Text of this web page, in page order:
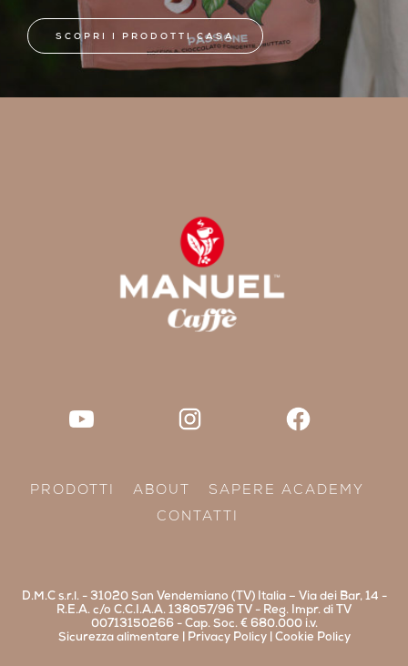
SCOPRI I PRODOTTI CASA
PRODOTTI ABOUT
SAPERE ACADEMY
CONTATTI
D.M.C s.r.l. - 31020 San Vendemiano (TV) Italia – Via dei Bar, 14 -
R.E.A. c/o C.C.I.A.A. 138057/96 TV - Reg. Impr. di TV
00713150266 - Cap. Soc. € 680.000 i.v.
Sicurezza alimentare
Privacy Policy| Cookie Policy